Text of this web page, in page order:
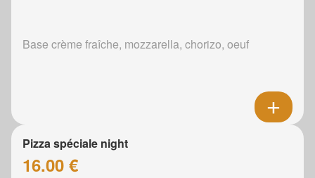
Base crème fraîche, mozzarella, chorizo, oeuf
Pizza spéciale night
16.00 €